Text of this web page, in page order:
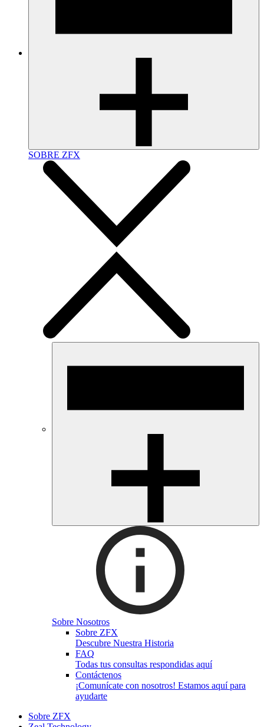
SOBRE ZFX
Sobre Nosotros
Sobre ZFX
Descubre Nuestra Historia
FAQ
Todas tus consultas respondidas aquí
Contáctenos
¡Comunícate con nosotros! Estamos aquí para
ayudarte
Sobre ZFX